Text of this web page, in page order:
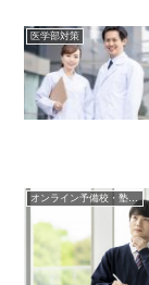
医学部対策
オンライン予備校・塾の活用法